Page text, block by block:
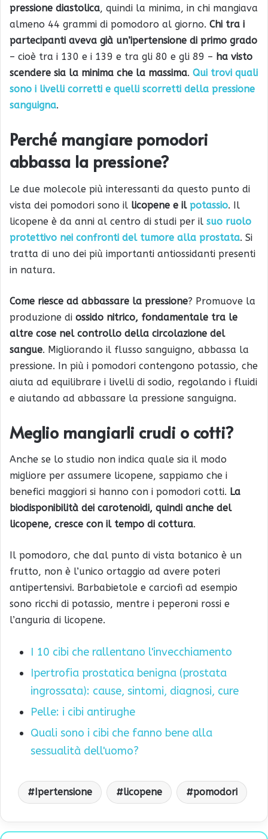
pressione diastolica, quindi la minima, in chi mangiava
almeno 44 grammi di pomodoro al giorno. Chi tra i
partecipanti aveva già un’ipertensione di primo grado
– cioè tra i 130 e i 139 e tra gli 80 e gli 89 – ha visto
scendere sia la minima che la massima. Qui trovi quali
sono i livelli corretti e quelli scorretti della pressione
sanguigna.
Perché mangiare pomodori
abbassa la pressione?
Le due molecole più interessanti da questo punto di
vista dei pomodori sono il licopene e il potassio. Il
licopene è da anni al centro di studi per il suo ruolo
protettivo nei confronti del tumore alla prostata. Si
tratta di uno dei più importanti antiossidanti presenti
in natura.
Come riesce ad abbassare la pressione? Promuove la
produzione di ossido nitrico, fondamentale tra le
altre cose nel controllo della circolazione del
sangue. Migliorando il flusso sanguigno, abbassa la
pressione. In più i pomodori contengono potassio, che
aiuta ad equilibrare i livelli di sodio, regolando i fluidi
e aiutando ad abbassare la pressione sanguigna.
Meglio mangiarli crudi o cotti?
Anche se lo studio non indica quale sia il modo
migliore per assumere licopene, sappiamo che i
benefici maggiori si hanno con i pomodori cotti. La
biodisponibilità dei carotenoidi, quindi anche del
licopene, cresce con il tempo di cottura.
Il pomodoro, che dal punto di vista botanico è un
frutto, non è l’unico ortaggio ad avere poteri
antipertensivi. Barbabietole e carciofi ad esempio
sono ricchi di potassio, mentre i peperoni rossi e
l’anguria di licopene.
I 10 cibi che rallentano l'invecchiamento
Ipertrofia prostatica benigna (prostata
ingrossata): cause, sintomi, diagnosi, cure
Pelle: i cibi antirughe
Quali sono i cibi che fanno bene alla
sessualità dell'uomo?
Ipertensione licopene pomodori